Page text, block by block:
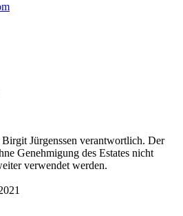
Jürgenssen verantwortlich. Der
Genehmigung des Estates nicht
verwendet werden.